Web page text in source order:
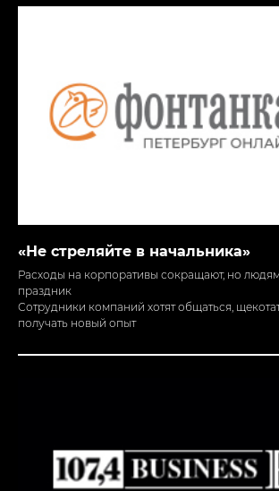
«Не стреляйте в начальника»
Расходы на корпоративы сокращают, но
праздник
Сотрудники компаний хотят общаться,
получать новый опыт